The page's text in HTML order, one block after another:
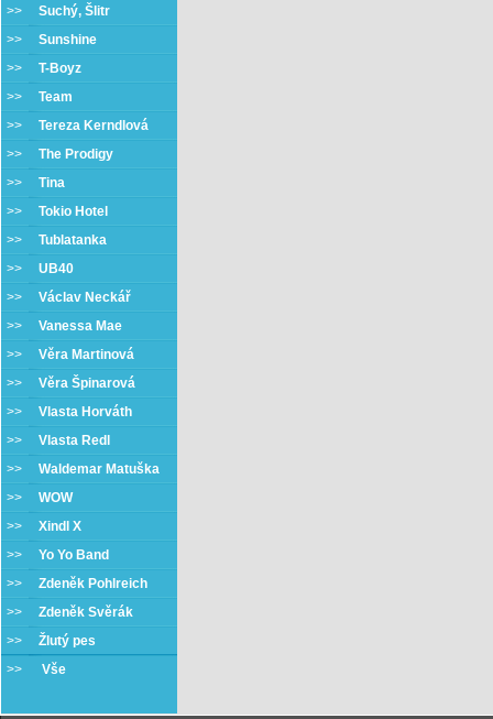
>> Suchý, Šlitr
>> Sunshine
>> T-Boyz
>> Team
>> Tereza Kerndlová
>> The Prodigy
>> Tina
>> Tokio Hotel
>> Tublatanka
>> UB40
>> Václav Neckář
>> Vanessa Mae
>> Věra Martinová
>> Věra Špinarová
>> Vlasta Horváth
>> Vlasta Redl
>> Waldemar Matuška
>> WOW
>> Xindl X
>> Yo Yo Band
>> Zdeněk Pohlreich
>> Zdeněk Svěrák
>> Žlutý pes
>>
Vše